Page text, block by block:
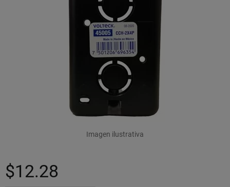
Imagen ilustrativa
$12.28